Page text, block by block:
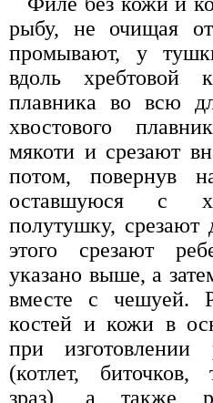
рыбу, не очищая
промывают, у
вдоль хребтовой
плавника во всю
хвостового
мякоти и срезают
потом, повернув
оставшуюся с
полутушку, срезают
этого срезают
указано выше, а
вместе с чешуей.
костей и кожи в
при изготовлении
(котлет, биточков,
зраз), а также